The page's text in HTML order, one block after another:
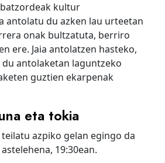
kultur
antolatu du azken lau urteetan
onak bultzatuta, berriro
ere. Jaia antolatzen hasteko,
antolaketan laguntzeko
guztien ekarpenak
eta tokia
azpiko gelan egingo da
19:30ean.